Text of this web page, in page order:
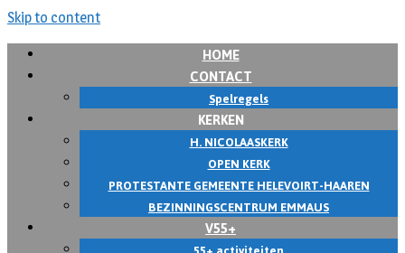
Skip to content
HOME
CONTACT
Spelregels
KERKEN
H. NICOLAASKERK
OPEN KERK
PROTESTANTE GEMEENTE HELEVOIRT-HAAREN
BEZINNINGSCENTRUM EMMAUS
V55+